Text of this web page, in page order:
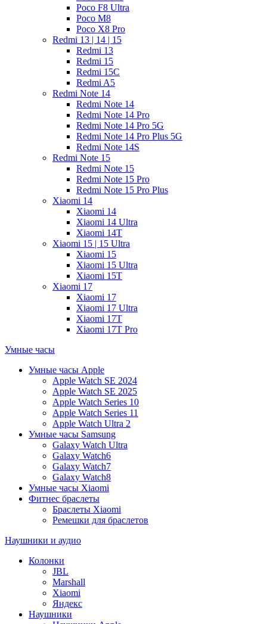
Poco F8 Ultra
Poco M8
Poco X8 Pro
Redmi 13 | 14 | 15
Redmi 13
Redmi 15
Redmi 15C
Redmi A5
Redmi Note 14
Redmi Note 14
Redmi Note 14 Pro
Redmi Note 14 Pro 5G
Redmi Note 14 Pro Plus 5G
Redmi Note 14S
Redmi Note 15
Redmi Note 15
Redmi Note 15 Pro
Redmi Note 15 Pro Plus
Xiaomi 14
Xiaomi 14
Xiaomi 14 Ultra
Xiaomi 14T
Xiaomi 15 | 15 Ultra
Xiaomi 15
Xiaomi 15 Ultra
Xiaomi 15T
Xiaomi 17
Xiaomi 17
Xiaomi 17 Ultra
Xiaomi 17T
Xiaomi 17T Pro
Умные часы
Умные часы Apple
Apple Watch SE 2024
Apple Watch SE 2025
Apple Watch Series 10
Apple Watch Series 11
Apple Watch Ultra 2
Умные часы Samsung
Galaxy Watch Ultra
Galaxy Watch6
Galaxy Watch7
Galaxy Watch8
Умные часы Xiaomi
Фитнес браслеты
Браслеты Xiaomi
Ремешки для браслетов
Наушники и аудио
Колонки
JBL
Marshall
Xiaomi
Яндекс
Наушники